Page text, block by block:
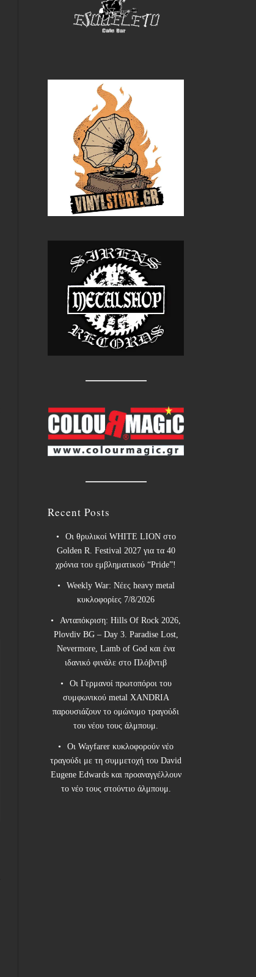
Recent Posts
Οι θρυλικοί WHITE LION στο
Golden R. Festival 2027 για τα 40
χρόνια του εμβληματικού “Pride”!
Weekly War: Νέες heavy metal
κυκλοφορίες 7/8/2026
Ανταπόκριση: Hills Of Rock 2026,
Plovdiv BG – Day 3. Paradise Lost,
Nevermore, Lamb of God και ένα
ιδανικό φινάλε στο Πλόβντιβ
Οι Γερμανοί πρωτοπόροι του
συμφωνικού metal XANDRIA
παρουσιάζουν το ομώνυμο τραγούδι
του νέου τους άλμπουμ.
Οι Wayfarer κυκλοφορούν νέο
τραγούδι με τη συμμετοχή του David
Eugene Edwards και προαναγγέλλουν
το νέο τους στούντιο άλμπουμ.